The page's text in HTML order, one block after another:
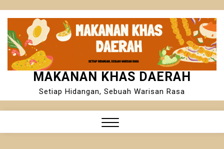
Skip
content
MAKANAN KHAS DAERAH
Setiap Hidangan, Sebuah Warisan Rasa